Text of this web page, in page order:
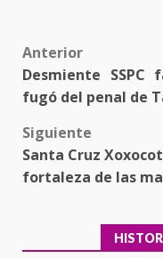
Post
navigation
Anterior
Desmiente
fugó del penal de
Siguiente
Santa Cruz
fortaleza de las